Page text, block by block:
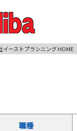
イーストプランニング HOME
職種